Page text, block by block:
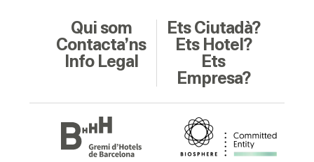
Qui som
Contacta’ns
Info Legal
Ets Ciutadà?
Ets Hotel?
Ets
Empresa?